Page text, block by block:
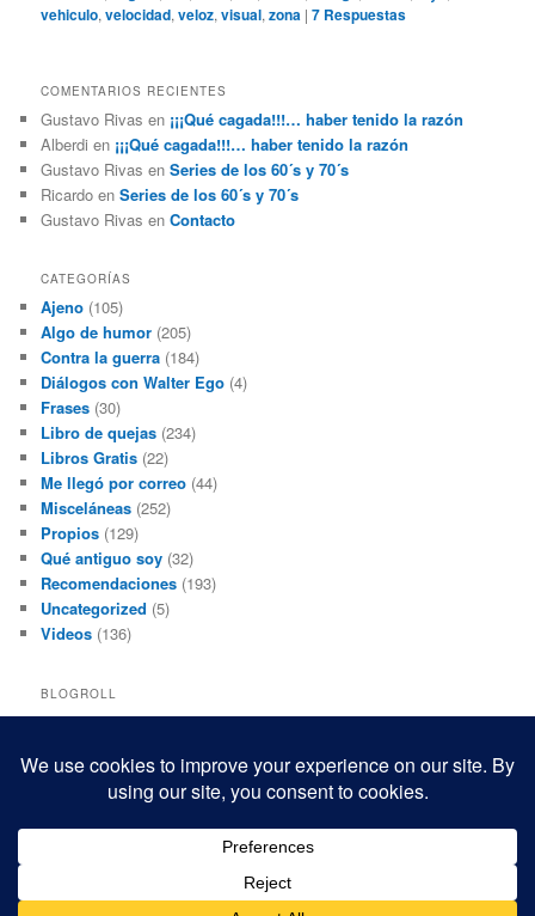
vehiculo,velocidad,veloz,visual,zona |7 Respuestas
COMENTARIOS RECIENTES
Gustavo Rivas en ¡¡¡Qué cagada!!!… haber tenido la razón
Alberdi en ¡¡¡Qué cagada!!!… haber tenido la razón
Gustavo Rivas enSeries de los 60´s y 70´s
Ricardo enSeries de los 60´s y 70´s
Gustavo Rivas enContacto
CATEGORÍAS
Ajeno (105)
Algo de humor (205)
Contra la guerra (184)
Diálogos con Walter Ego (4)
Frases (30)
Libro de quejas (234)
Libros Gratis (22)
Me llegó por correo (44)
Misceláneas (252)
Propios (129)
Qué antiguo soy (32)
Recomendaciones (193)
Uncategorized (5)
Videos (136)
BLOGROLL
Black and White Power
Mis macrofotografías
Teresita Rivas
Funciona gracias a WordPress